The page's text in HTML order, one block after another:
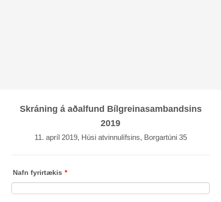
Skráning á aðalfund Bílgreinasambandsins
2019
11. apríl 2019, Húsi atvinnulífsins, Borgartúni 35
Nafn fyrirtækis *